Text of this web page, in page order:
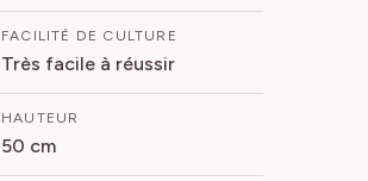
FACILITÉ DE CULTURE
Très facile à réussir
HAUTEUR
50 cm